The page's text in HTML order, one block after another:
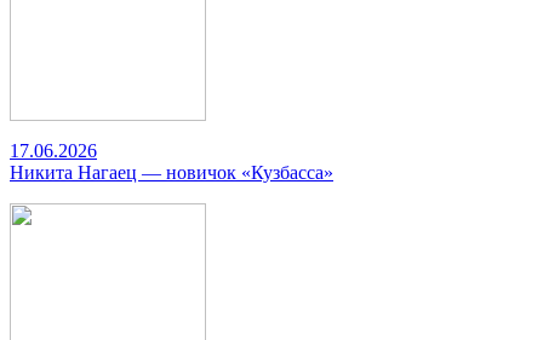
17.06.2026
Никита Нагаец — новичок «Кузбасса»